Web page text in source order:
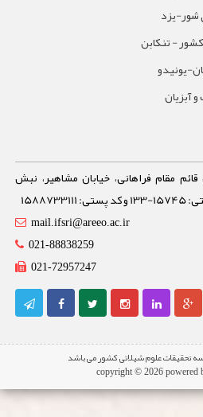
شور-یزد
- تنکابن
یونیدو
آبزیان
مقام فراهانی، خیابان مشاهیر، نبش
mail.ifsri@areeo.ac.ir
021-88838259
021-72957247
تحقیقات علوم شیلاتی کشور می باشد
copyright © 2026 powered